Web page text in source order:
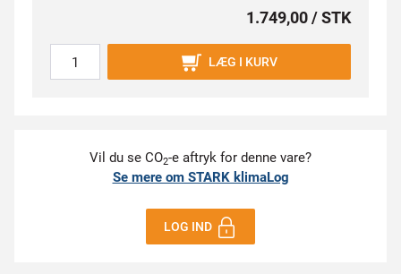
1.749,00 / STK
LÆG I KURV
Vil du se CO2-e aftryk for denne vare?
Se mere om STARK klimaLog
LOG IND